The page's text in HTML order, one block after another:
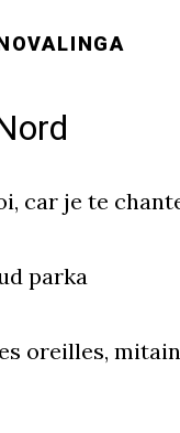
car je te
parka
oreilles,